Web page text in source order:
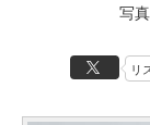
写
リ